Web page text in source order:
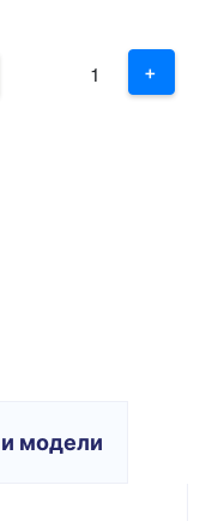
1
+
модели